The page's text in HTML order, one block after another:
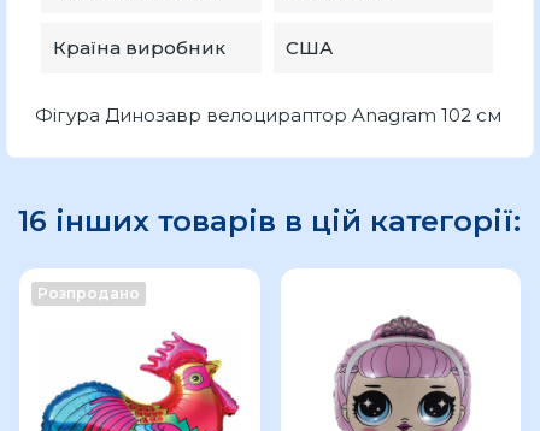
Країна виробник США
Фігура Динозавр велоцираптор Anagram 102 см
16 інших товарів в цій категорії:
Розпродано